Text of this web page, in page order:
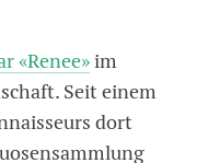
«Renee»im
Seit einem
dort